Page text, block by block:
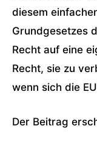
diesem
Grundgesetzes
Recht auf eine
Recht, sie zu
wenn sich die
Der Beitrag